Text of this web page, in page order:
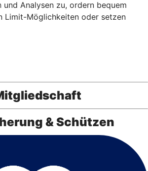
Analysen zu, ordern bequem
Limit-Möglichkeiten oder setzen
& Schützen